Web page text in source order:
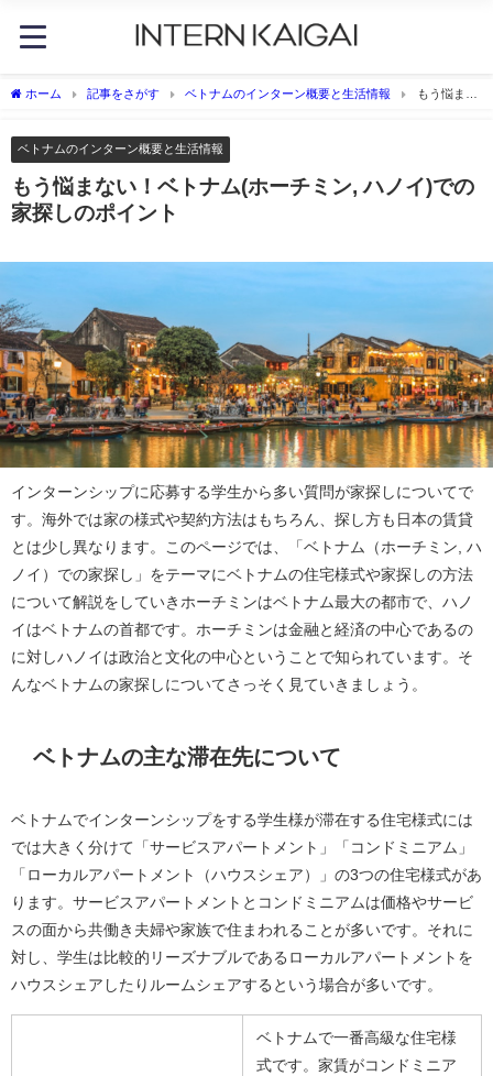
ホーム 記事をさがす ベトナムのインターン概要と生活情報
もう悩まな
ベトナムのインターン概要と生活情報
もう悩まない！ベトナム(ホーチミン, ハノイ)での
家探しのポイント
インターンシップに応募する学生から多い質問が家探しについてで
す。海外では家の様式や契約方法はもちろん、探し方も日本の賃貸
とは少し異なります。このページでは、「ベトナム（ホーチミン, ハ
ノイ）での家探し」をテーマにベトナムの住宅様式や家探しの方法
について解説をしていきホーチミンはベトナム最大の都市で、ハノ
イはベトナムの首都です。ホーチミンは金融と経済の中心であるの
に対しハノイは政治と文化の中心ということで知られています。そ
んなベトナムの家探しについてさっそく見ていきましょう。
ベトナムの主な滞在先について
ベトナムでインターンシップをする学生様が滞在する住宅様式には
では大きく分けて「サービスアパートメント」「コンドミニアム」
「ローカルアパートメント（ハウスシェア）」の3つの住宅様式があ
ります。サービスアパートメントとコンドミニアムは価格やサービ
スの面から共働き夫婦や家族で住まわれることが多いです。それに
対し、学生は比較的リーズナブルであるローカルアパートメントを
ハウスシェアしたりルームシェアするという場合が多いです。
ベトナムで一番高級な住宅様
式です。家賃がコンドミニア